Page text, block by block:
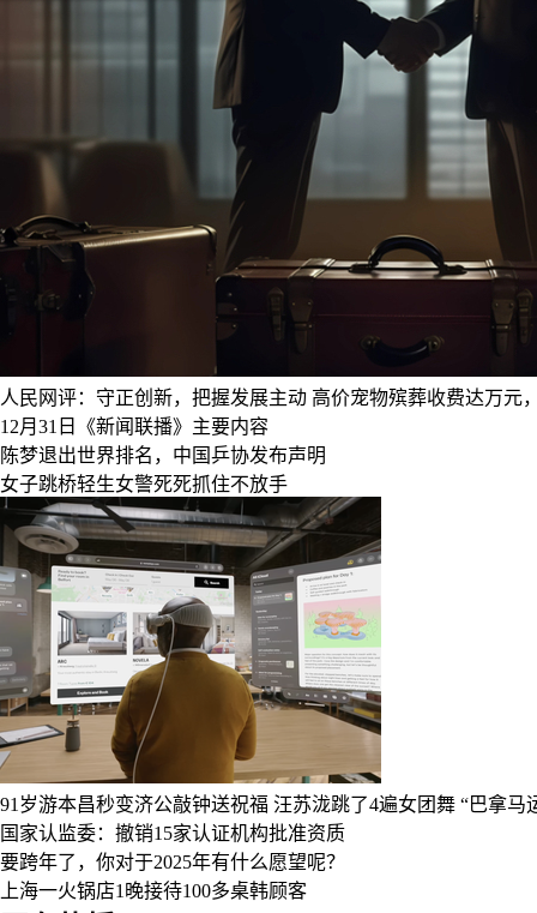
人民网评：守正创新，把握发展主动 高价宠物殡葬收费达万元
12月31日《新闻联播》主要内容
陈梦退出世界排名，中国乒协发布声明
女子跳桥轻生女警死死抓住不放手
91岁游本昌秒变济公敲钟送祝福 汪苏泷跳了4遍女团舞 “巴拿马
国家认监委：撤销15家认证机构批准资质
要跨年了，你对于2025年有什么愿望呢？
上海一火锅店1晚接待100多桌韩顾客